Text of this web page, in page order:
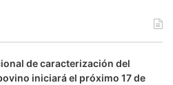
b
e
g
r
r
a
k
de caracterización del
iniciará el próximo 17 de